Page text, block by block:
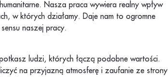
Nasza praca wywiera realny wpływ
w których działamy. Daje nam to ogromne
naszej pracy.
ludzi, których łączą podobne wartości.
na przyjazną atmosferę i zaufanie ze strony